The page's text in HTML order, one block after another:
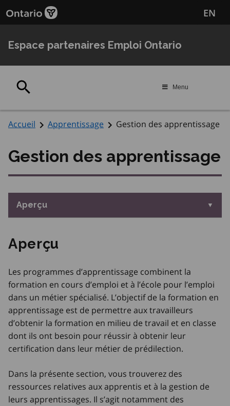
au
principal
au
EN
Espace partenaires Emploi Ontario
Menu
Accueil Apprentissage Gestion des apprentissage
Gestion des apprentissage
Aperçu
Aperçu
Les programmes d’apprentissage combinent la
formation en cours d’emploi et à l’école pour l’emploi
dans un métier spécialisé. L’objectif de la formation en
apprentissage est de permettre aux travailleurs
d’obtenir la formation en milieu de travail et en classe
dont ils ont besoin pour réussir à obtenir leur
certification dans leur métier de prédilection.
Dans la présente section, vous trouverez des
ressources relatives aux apprentis et à la gestion de
leurs apprentissages. Il s’agit notamment des